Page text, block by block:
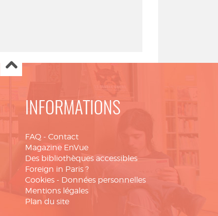
INFORMATIONS
FAQ - Contact
Magazine EnVue
Des bibliothèques accessibles
Foreign in Paris ?
Cookies - Données personnelles
Mentions légales
Plan du site